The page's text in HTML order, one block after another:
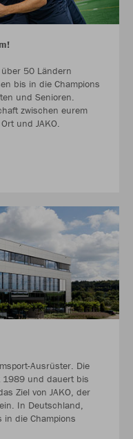
50 Ländern
bis in die Champions
und Senioren.
zwischen eurem
und JAKO.
Ausrüster. Die
1989 und dauert bis
Ziel von JAKO, der
In Deutschland,
die Champions